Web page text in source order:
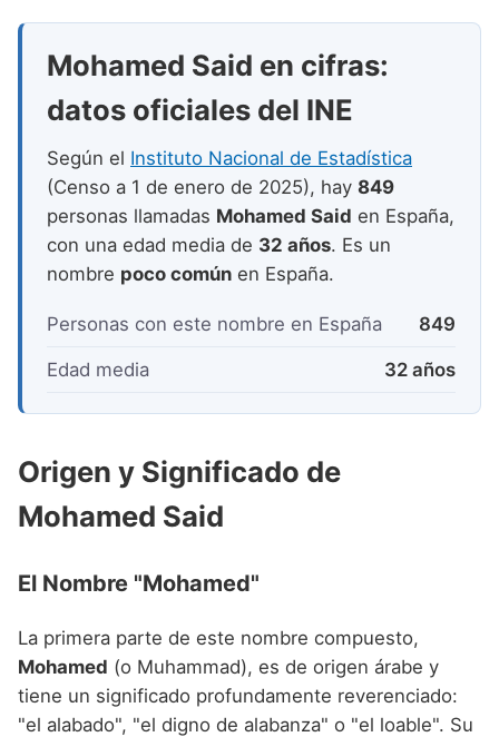
Nombres de niño que empiezan por S
Nombres de niño que empiezan por T
Nombres de niño que empiezan por U
Nombres de niño que empiezan por V
Nombres de niño que empiezan por W
Nombres de niño que empiezan por X
Nombres de niño que empiezan por Y
Nombres de niño que empiezan por Z
Mohamed Said en cifras:
datos oficiales del INE
Según el Instituto Nacional de Estadística
(Censo a 1 de enero de 2025), hay 849
personas llamadas Mohamed Said en España,
con una edad media de 32 años. Es un
nombre poco común en España.
Personas con este nombre en España 849
Edad media 32 años
Origen y Significado de
Mohamed Said
El Nombre "Mohamed"
La primera parte de este nombre compuesto,
Mohamed (o Muhammad), es de origen árabe y
tiene un significado profundamente reverenciado:
"el alabado", "el digno de alabanza" o "el loable". Su